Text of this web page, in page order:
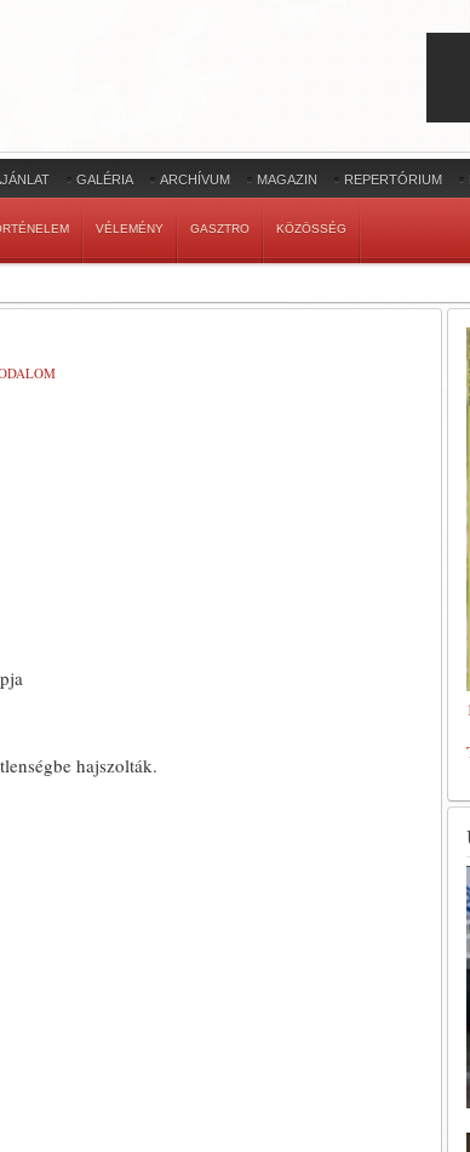
GALÉRIA ARCHÍVUM MAGAZIN REPERTÓRIUM
VÉLEMÉNY GASZTRO KÖZÖSSÉG
hajszolták.